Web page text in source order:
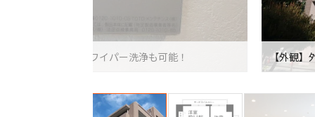
ロールパネル 床ワイパー洗浄も可能！ 【外観】